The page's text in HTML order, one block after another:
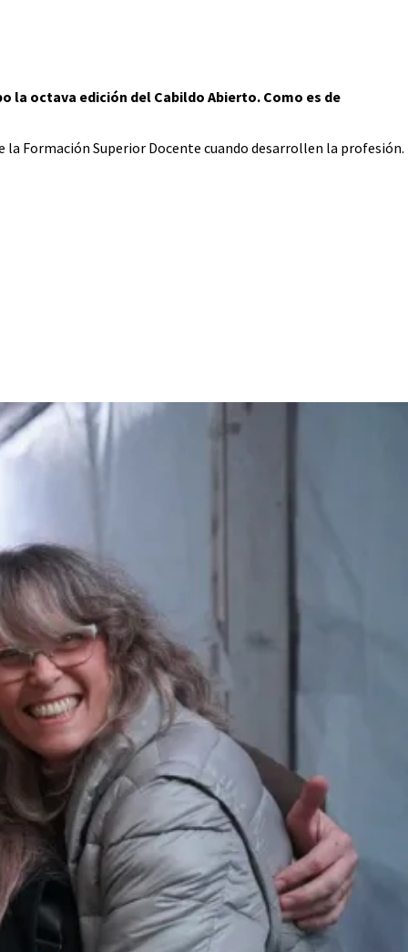
la octava edición del Cabildo Abierto. Como es de
Formación Superior Docente cuando desarrollen la profesión.